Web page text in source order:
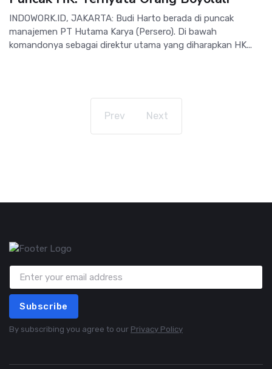
INDOWORK.ID, JAKARTA: Budi Harto berada di puncak
manajemen PT Hutama Karya (Persero). Di bawah
komandonya sebagai direktur utama yang diharapkan HK...
Prev Next
Subscribe
By subscribing you agree to our Privacy Policy